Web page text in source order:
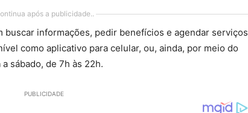
após a publicidade..
buscar informações, pedir benefícios e agendar serviços
como aplicativo para celular, ou, ainda, por meio do
sábado, de 7h às 22h.
PUBLICIDADE